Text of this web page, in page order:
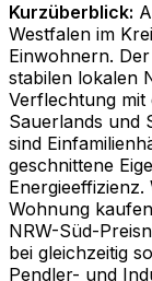
Kurzüberblick:
Westfalen im
Einwohnern.
stabilen lokalen
Verflechtung mit
Sauerlands und
sind
geschnittene
Wohnung
NRW-Süd-
bei gleichzeitig
Pendler- und